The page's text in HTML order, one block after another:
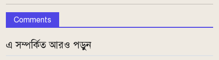
Comments
এ সম্পর্কিত আরও পড়ুন